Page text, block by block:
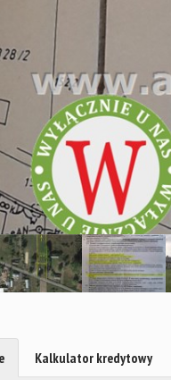
Kalkulator kredytowy